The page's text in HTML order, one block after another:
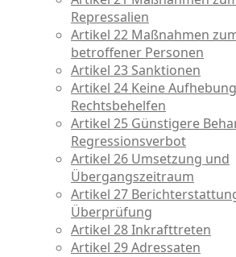
Repressalien
Artikel 22 Maßnahmen
betroffener Personen
Artikel 23 Sanktionen
Artikel 24 Keine
Rechtsbehelfen
Artikel 25 Günstigere
Regressionsverbot
Artikel 26 Umsetzung und
Übergangszeitraum
Artikel 27
Überprüfung
Artikel 28 Inkrafttreten
Artikel 29 Adressaten